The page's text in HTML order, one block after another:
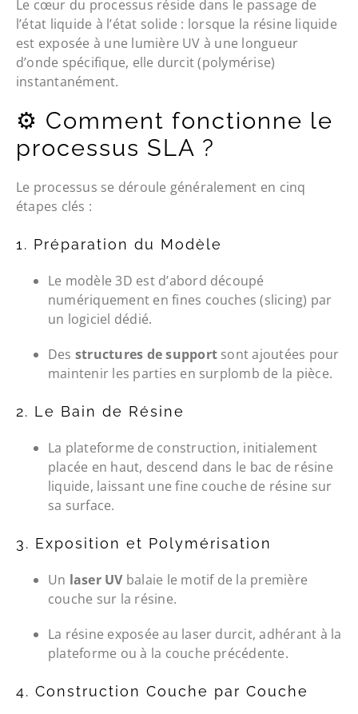
Le cœur du processus réside dans le passage de
l’état liquide à l’état solide : lorsque la résine liquide
est exposée à une lumière UV à une longueur
d’onde spécifique, elle durcit (polymérise)
instantanément.
⚙️ Comment fonctionne le
processus SLA ?
Le processus se déroule généralement en cinq
étapes clés :
1. Préparation du Modèle
Le modèle 3D est d’abord découpé
numériquement en fines couches (slicing) par
un logiciel dédié.
Des structures de support sont ajoutées pour
maintenir les parties en surplomb de la pièce.
2. Le Bain de Résine
La plateforme de construction, initialement
placée en haut, descend dans le bac de résine
liquide, laissant une fine couche de résine sur
sa surface.
3. Exposition et Polymérisation
Un laser UVbalaie le motif de la première
couche sur la résine.
La résine exposée au laser durcit, adhérant à la
plateforme ou à la couche précédente.
4. Construction Couche par Couche